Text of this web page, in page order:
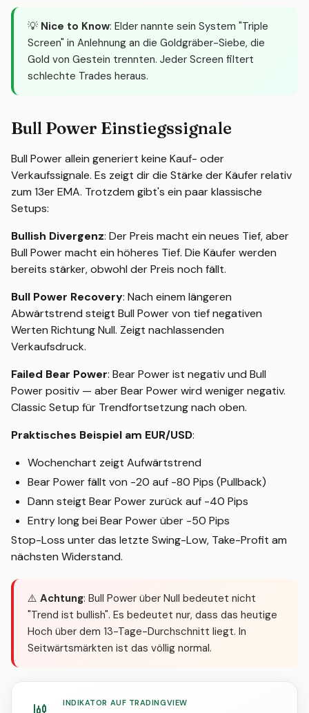
💡 Nice to Know: Elder nannte sein System "Triple
Screen" in Anlehnung an die Goldgräber-Siebe, die
Gold von Gestein trennten. Jeder Screen filtert
schlechte Trades heraus.
Bull Power Einstiegssignale
Bull Power allein generiert keine Kauf- oder
Verkaufssignale. Es zeigt dir die Stärke der Käufer relativ
zum 13er EMA. Trotzdem gibt's ein paar klassische
Setups:
Bullish Divergenz: Der Preis macht ein neues Tief, aber
Bull Power macht ein höheres Tief. Die Käufer werden
bereits stärker, obwohl der Preis noch fällt.
Bull Power Recovery: Nach einem längeren
Abwärtstrend steigt Bull Power von tief negativen
Werten Richtung Null. Zeigt nachlassenden
Verkaufsdruck.
Failed Bear Power: Bear Power ist negativ und Bull
Power positiv — aber Bear Power wird weniger negativ.
Classic Setup für Trendfortsetzung nach oben.
Praktisches Beispiel am EUR/USD:
Wochenchart zeigt Aufwärtstrend
Bear Power fällt von -20 auf -80 Pips (Pullback)
Dann steigt Bear Power zurück auf -40 Pips
Entry long bei Bear Power über -50 Pips
Stop-Loss unter das letzte Swing-Low, Take-Profit am
nächsten Widerstand.
⚠️ Achtung: Bull Power über Null bedeutet nicht
"Trend ist bullish". Es bedeutet nur, dass das heutige
Hoch über dem 13-Tage-Durchschnitt liegt. In
Seitwärtsmärkten ist das völlig normal.
INDIKATOR AUF TRADINGVIEW